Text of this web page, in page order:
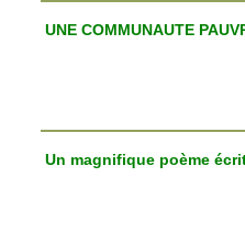
UNE COMMUNAUTE
Un magnifique poème